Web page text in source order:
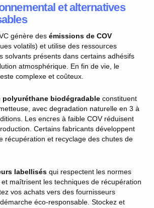
et alternatives
génère des émissions de COV
volatils) et utilise des ressources
solvants présents dans certains adhésifs
atmosphérique. En fin de vie, le
complexe et coûteux.
polyuréthane biodégradable constituent
avec degradation naturelle en 3 à
Les encres à faible COV réduisent
Certains fabricants développent
récupération et recyclage des chutes de
labellisés qui respectent les normes
maîtrisent les techniques de récupération
vos achats vers des fournisseurs
éco-responsable. Stockez et